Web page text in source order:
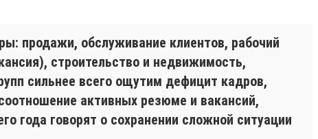
продажи, обслуживание клиентов, рабочий
строительство и недвижимость,
сильнее всего ощутим дефицит кадров,
активных резюме и вакансий,
года говорят о сохранении сложной ситуации